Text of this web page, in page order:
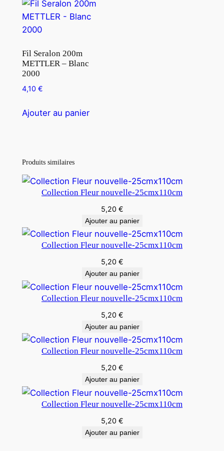
Fil Seralon 200m
METTLER – Blanc
2000
4,10 €
Ajouter au panier
Produits similaires
Collection Fleur nouvelle-25cmx110cm
5,20 €
Ajouter au panier
Collection Fleur nouvelle-25cmx110cm
5,20 €
Ajouter au panier
Collection Fleur nouvelle-25cmx110cm
5,20 €
Ajouter au panier
Collection Fleur nouvelle-25cmx110cm
5,20 €
Ajouter au panier
Collection Fleur nouvelle-25cmx110cm
5,20 €
Ajouter au panier